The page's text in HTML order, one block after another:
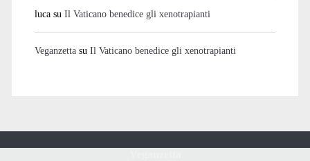
lucasu Il Vaticano benedice gli xenotrapianti
Veganzettasu Il Vaticano benedice gli xenotrapianti